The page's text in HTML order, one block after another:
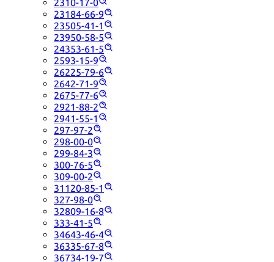
2310-17-0
23184-66-9
23505-41-1
23950-58-5
24353-61-5
2593-15-9
26225-79-6
2642-71-9
2675-77-6
2921-88-2
2941-55-1
297-97-2
298-00-0
299-84-3
300-76-5
309-00-2
31120-85-1
327-98-0
32809-16-8
333-41-5
34643-46-4
36335-67-8
36734-19-7